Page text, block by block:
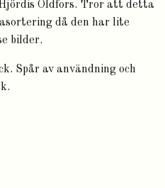
Oldfors. Tror att detta
då den har lite
bilder.
Spår av användning och